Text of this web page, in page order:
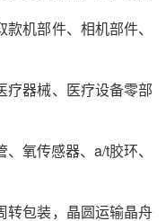
机部件、相机部件、
疗器械、医疗设备零部
氧传感器、a/t胶环、
转包装，晶圆运输晶舟